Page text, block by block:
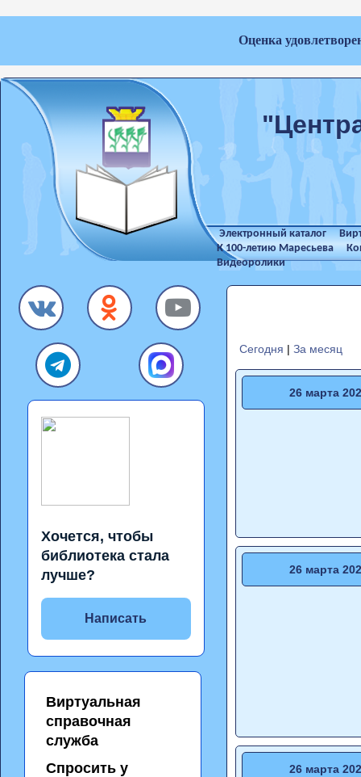
Оценка
Электронный каталог
К 100-летию Маресьева
Видеоролики
Хочется, чтобы
библиотека стала
лучше?
Написать
Виртуальная
справочная
служба
Спросить у
Сегодня | За месяц
26 марта
26 марта
26 марта